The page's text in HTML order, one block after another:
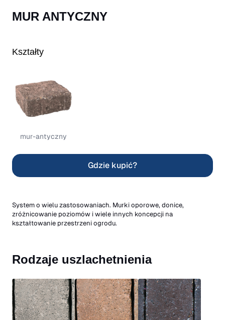
MUR ANTYCZNY
Kształty
mur-antyczny
Gdzie kupić?
System o wielu zastosowaniach. Murki oporowe, donice,
zróżnicowanie poziomów i wiele innych koncepcji na
kształtowanie przestrzeni ogrodu.
Rodzaje uszlachetnienia